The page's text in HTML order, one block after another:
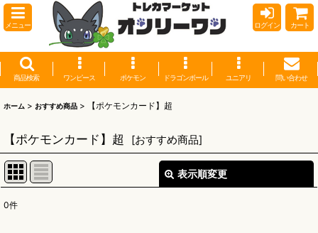
メニュー ログイン カート
商品検索 ワンピース ポケモン ドラゴンボール ユニアリ 問い合わせ
ホーム > おすすめ商品 > 【ポケモンカード】超
【ポケモンカード】超 [おすすめ商品]
表示順変更
0件